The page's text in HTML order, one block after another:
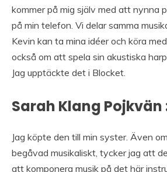
kommer på mig själv med att nynna
på min telefon. Vi delar samma
Kevin kan ta mina idéer och köra
också om att spela sin akustiska
Jag upptäckte det i Blocket.
Sarah Klang Pojkvän
Jag köpte den till min syster. Även
begåvad musikaliskt, tycker jag att
att komponera musik på det här